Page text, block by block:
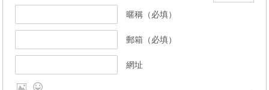
暱稱（必填）
郵箱（必填）
網址